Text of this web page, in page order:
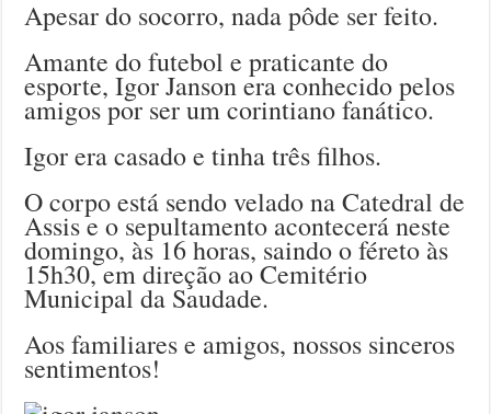
Apesar do socorro, nada pôde ser feito.
Amante do futebol e praticante do
esporte, Igor Janson era conhecido pelos
amigos por ser um corintiano fanático.
Igor era casado e tinha três filhos.
O corpo está sendo velado na Catedral de
Assis e o sepultamento acontecerá neste
domingo, às 16 horas, saindo o féreto às
15h30, em direção ao Cemitério
Municipal da Saudade.
Aos familiares e amigos, nossos sinceros
sentimentos!